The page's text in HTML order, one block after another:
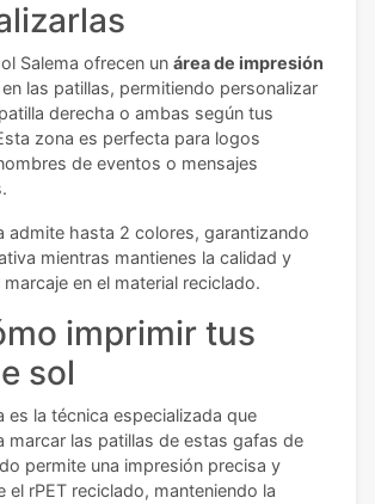
Salema ofrecen un área de impresión
en las patillas, permitiendo personalizar
derecha o ambas según tus
zona es perfecta para logos
de eventos o mensajes
admite hasta 2 colores, garantizando
mientras mantienes la calidad y
en el material reciclado.
imprimir tus
sol
es la técnica especializada que
marcar las patillas de estas gafas de
permite una impresión precisa y
el rPET reciclado, manteniendo la